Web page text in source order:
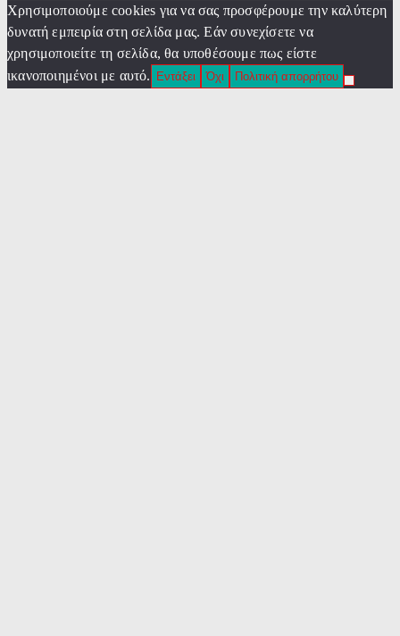
Χρησιμοποιούμε cookies για να σας προσφέρουμε την καλύτερη
δυνατή εμπειρία στη σελίδα μας. Εάν συνεχίσετε να
χρησιμοποιείτε τη σελίδα, θα υποθέσουμε πως είστε
ικανοποιημένοι με αυτό.
Εντάξει Όχι Πολιτική απορρήτου